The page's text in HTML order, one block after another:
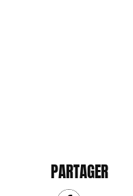
PARTAGER